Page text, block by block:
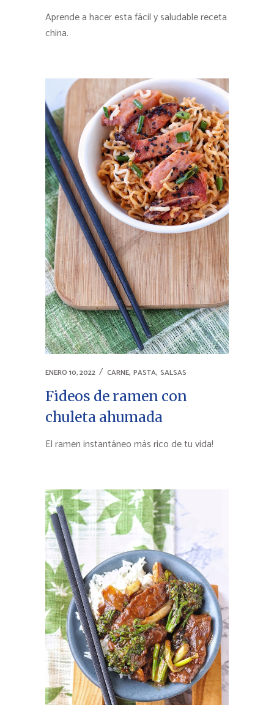
Aprende a hacer esta fácil y saludable receta
china.
ENERO 10, 2022 CARNE, PASTA, SALSAS
Fideos de ramen con
chuleta ahumada
El ramen instantáneo más rico de tu vida!